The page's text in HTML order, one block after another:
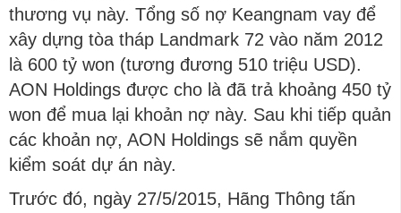
thương vụ này. Tổng số nợ Keangnam vay để
xây dựng tòa tháp Landmark 72 vào năm 2012
là 600 tỷ won (tương đương 510 triệu USD).
AON Holdings được cho là đã trả khoảng 450 tỷ
won để mua lại khoản nợ này. Sau khi tiếp quản
các khoản nợ, AON Holdings sẽ nắm quyền
kiểm soát dự án này.
Trước đó, ngày 27/5/2015, Hãng Thông tấn